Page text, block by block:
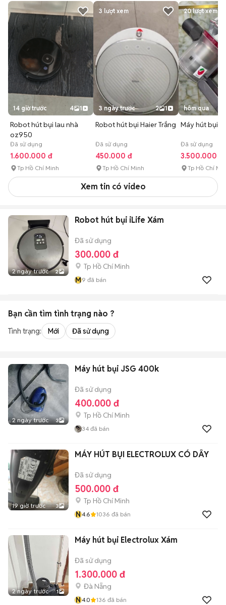
14 giờ trước 4 1
Robot hút bụi lau nhà
oz950
Đã sử dụng
1.600.000 đ
Tp Hồ Chí Minh
3 lượt xem
3 ngày trước 2 1
Robot hút bụi Haier Trắng
Đã sử dụng
450.000 đ
Tp Hồ Chí Minh
20lượt xem
hôm qua
Máy hút bụi
Đã sử dụng
3.500.000 đ
Tp Hồ Chí
Xem tin có video
2 ngày trước 2
Robot hút bụi iLife Xám
Đã sử dụng
300.000 đ
Tp Hồ Chí Minh
M9 đã bán
Bạn cần tìm tình trạng nào ?
Tình trạng: Mới Đã sử dụng
2 ngày trước 3
Máy hút bụi JSG 400k
Đã sử dụng
400.000 đ
Tp Hồ Chí Minh
34 đã bán
19 giờ trước 3
MÁY HÚT BỤI ELECTROLUX CÓ DÂY
Đã sử dụng
500.000 đ
Tp Hồ Chí Minh
N4.6 1036 đã bán
2 ngày trước 1
Máy hút bụi Electrolux Xám
Đã sử dụng
1.300.000 đ
Đà Nẵng
N4.0 136 đã bán